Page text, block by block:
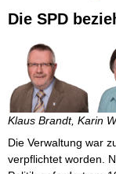
Die SPD
Klaus Brandt, Karin
Die Verwaltung war
verpflichtet worden.